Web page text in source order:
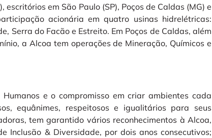
escritórios em São Paulo (SP), Poços de Caldas (MG) e
acionária em quatro usinas hidrelétricas:
Serra do Facão e Estreito. Em Poços de Caldas, além
a Alcoa tem operações de Mineração, Químicos e
e o compromisso em criar ambientes cada
equânimes, respeitosos e igualitários para seus
tem garantido vários reconhecimentos à Alcoa,
Inclusão & Diversidade, por dois anos consecutivos;